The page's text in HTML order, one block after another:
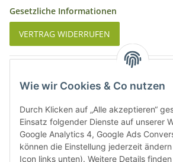
Wie wir Cookies & Co nutzen
Durch Klicken auf „Alle akzeptieren“
Einsatz folgender Dienste auf unserer
Google Analytics 4, Google Ads
können die Einstellung jederzeit
Icon links unten). Weitere Details
Gesetzliche Informationen
VERTRAG WIDERRUFEN
Weinbauregionen und Weinbaugebiete
Weiße Rebsorten